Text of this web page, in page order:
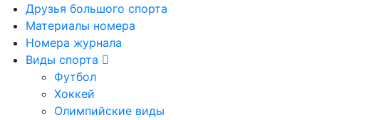
Друзья большого спорта
Материалы номера
Номера журнала
Виды спорта
Футбол
Хоккей
Олимпийские виды